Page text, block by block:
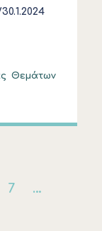
Θεμάτων
7
…